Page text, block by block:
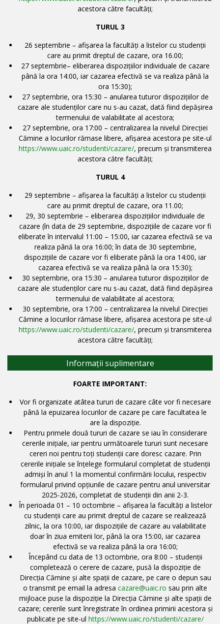
acestora către facultăţi;
TURUL 3
26 septembrie – afişarea la facultăţi a listelor cu studenții
care au primit dreptul de cazare, ora 16.00;
27 septembrie– eliberarea dispoziţiilor individuale de cazare
până la ora 14:00, iar cazarea efectivă se va realiza până la
ora 15:30);
27 septembrie, ora 15:30 – anularea tuturor dispoziţiilor de
cazare ale studenţilor care nu s-au cazat, dată fiind depăşirea
termenului de valabilitate al acestora;
27 septembrie, ora 17:00 – centralizarea la nivelul Direcţiei
Cămine a locurilor rămase libere, afişarea acestora pe site-ul
https://www.uaic.ro/studenti/cazare/, precum şi transmiterea
acestora către facultăţi;
TURUL 4
29 septembrie – afişarea la facultăţi a listelor cu studenții
care au primit dreptul de cazare, ora 11.00;
29, 30 septembrie – eliberarea dispoziţiilor individuale de
cazare (în data de 29 septembrie, dispozițiile de cazare vor fi
eliberate în intervalul 11:00 – 15:00, iar cazarea efectivă se va
realiza până la ora 16:00; în data de 30 septembrie,
dispozițiile de cazare vor fi eliberate până la ora 14:00, iar
cazarea efectivă se va realiza până la ora 15:30);
30 septembrie, ora 15:30 – anularea tuturor dispoziţiilor de
cazare ale studenţilor care nu s-au cazat, dată fiind depăşirea
termenului de valabilitate al acestora;
30 septembrie, ora 17:00 – centralizarea la nivelul Direcţiei
Cămine a locurilor rămase libere, afişarea acestora pe site-ul
https://www.uaic.ro/studenti/cazare/, precum şi transmiterea
acestora către facultăţi;
Informații suplimentare
FOARTE IMPORTANT:
Vor fi organizate atâtea tururi de cazare câte vor fi necesare
până la epuizarea locurilor de cazare pe care facultatea le
are la dispoziție.
Pentru primele două tururi de cazare se iau în considerare
cererile inițiale, iar pentru următoarele tururi sunt necesare
cereri noi pentru toți studenții care doresc cazare. Prin
cererile inițiale se înțelege formularul completat de studenții
admiși în anul 1 la momentul confirmării locului, respectiv
formularul privind opțiunile de cazare pentru anul universitar
2025-2026, completat de studenții din anii 2-3.
În perioada 01 – 10 octombrie – afișarea la facultăți a listelor
cu studenții care au primit dreptul de cazare se realizează
zilnic, la ora 10:00, iar dispozițiile de cazare au valabilitate
doar în ziua emiterii lor, până la ora 15:00, iar cazarea
efectivă se va realiza până la ora 16:00;
Începând cu data de 13 octombrie, ora 8:00 – studenții
completează o cerere de cazare, pusă la dispoziție de
Direcţia Cămine şi alte spaţii de cazare, pe care o depun sau
o transmit pe email la adresa cazare@uaic.ro sau prin alte
mijloace puse la dispoziție la Direcția Cămine și alte spații de
cazare; cererile sunt înregistrate în ordinea primirii acestora și
publicate pe site-ul https://www.uaic.ro/studenti/cazare/